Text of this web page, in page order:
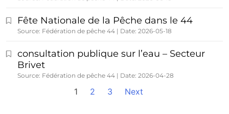
Fête Nationale de la Pêche dans le 44
Source: Fédération de pêche 44 Date: 2026-05-18
consultation publique sur l’eau – Secteur
Brivet
Source: Fédération de pêche 44 Date: 2026-04-28
1 2 3 Next